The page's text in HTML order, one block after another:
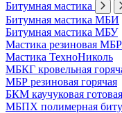
Битумная мастика
Битумная мастика МБИ
Битумная мастика МБУ
Мастика резиновая
Мастика ТехноНиколь
МБКГ кровельная
МБР резиновая горячая
БКМ каучуковая готовая
МБПХ полимерная